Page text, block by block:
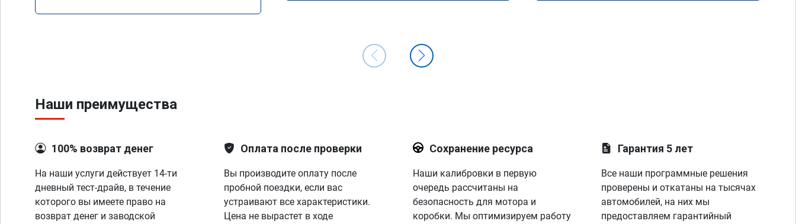
Наши преимущества
100% возврат денег
На наши услуги действует 14-ти
дневный тест-драйв, в течение
которого вы имеете право на
возврат денег и заводской
Оплата после проверки
Вы производите оплату после
пробной поездки, если вас
устраивают все характеристики.
Цена не вырастет в ходе
Сохранение ресурса
Наши калибровки в первую
очередь рассчитаны на
безопасность для мотора и
коробки. Мы оптимизируем работу
Гарантия 5 лет
Все наши программные решения
проверены и откатаны на тысячах
автомобилей, на них мы
предоставляем гарантийный